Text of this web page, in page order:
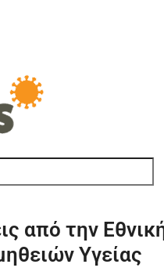
από την
Υγείας